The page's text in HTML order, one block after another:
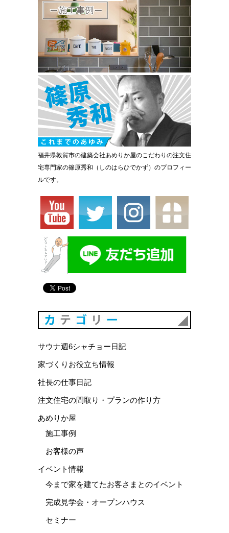
福井県敦賀市の建築会社あめりか屋のこだわりの注文住
宅専門家の篠原秀和（しのはらひでかず）のプロフィー
ルです。
サウナ週6シャチョー日記
家づくりお役立ち情報
社長の仕事日記
注文住宅の間取り・プランの作り方
あめりか屋
施工事例
お客様の声
イベント情報
今まで家を建てたお客さまとのイベント
完成見学会・オープンハウス
セミナー